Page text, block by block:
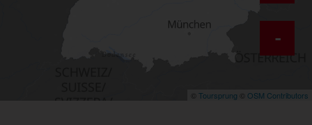
-
© Toursprung © OSM Contributors